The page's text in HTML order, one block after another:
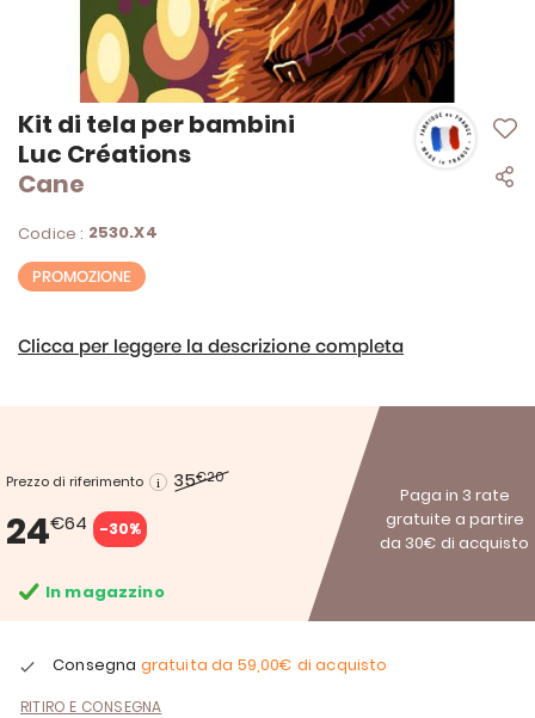
Kit di tela per bambini
Luc Créations
Cane
Codice : 2530.X4
PROMOZIONE
Clicca per leggere la descrizione completa
Prezzo di riferimento 35€20
24€64 -30%
Paga in 3 rate
gratuite a partire
da 30€ di acquisto
In magazzino
Consegna gratuita da 59,00€ di acquisto
RITIRO E CONSEGNA
Vai
all'inizio
della
galleria
immagini